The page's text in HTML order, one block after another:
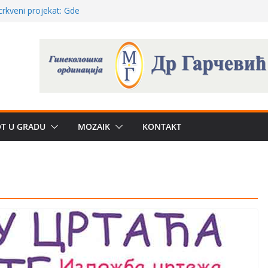
projekat: Gde
i sekularne
traženije Španija,
mira dočekao
U GRADU MOZAIK KONTAKT